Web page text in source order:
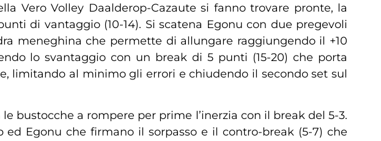
Vero Volley Daalderop-Cazaute si fanno trovare pronte, la
di vantaggio (10-14). Si scatena Egonu con due pregevoli
meneghina che permette di allungare raggiungendo il +10
lo svantaggio con un break di 5 punti (15-20) che porta
limitando al minimo gli errori e chiudendo il secondo set sul
bustocche a rompere per prime l’inerzia con il break del 5-3.
Egonu che firmano il sorpasso e il contro-break (5-7) che